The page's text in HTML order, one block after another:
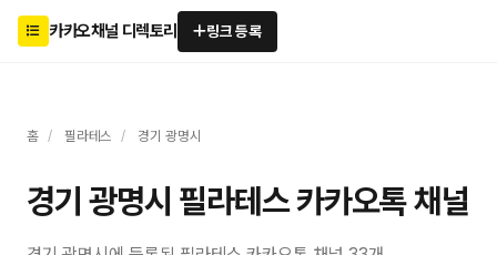
카카오채널 디렉토리 링크 등록
홈 / 필라테스 / 경기 광명시
경기 광명시 필라테스 카카오톡 채널